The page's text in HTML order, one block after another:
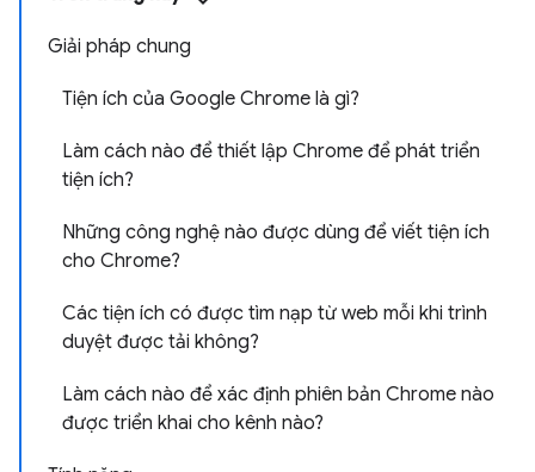
Giải pháp chung
Tiện ích của Google Chrome là gì?
Làm cách nào để thiết lập Chrome để phát triển
tiện ích?
Những công nghệ nào được dùng để viết tiện ích
cho Chrome?
Các tiện ích có được tìm nạp từ web mỗi khi trình
duyệt được tải không?
Làm cách nào để xác định phiên bản Chrome nào
được triển khai cho kênh nào?